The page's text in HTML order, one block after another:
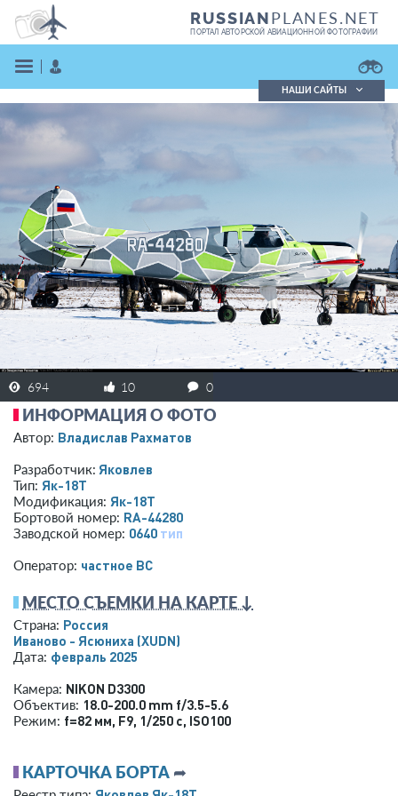
RUSSIANPLANES.NET
ПОРТАЛ АВТОРСКОЙ АВИАЦИОННОЙ ФОТОГРАФИИ
ВОЙТИ
ЗАРЕГИСТРИРОВАТЬСЯ
НАШИ САЙТЫ
694 10 0
ИНФОРМАЦИЯ О ФОТО
Автор: Владислав Рахматов
Разработчик: Яковлев
Тип: Як-18Т
Модификация: Як-18Т
Бортовой номер: RA-44280
Заводской номер: 0640 тип
Оператор: ­частное ВС­
МЕСТО СЪЕМКИ НА КАРТЕ ↓
Страна: Россия
Иваново - Ясюниха (XUDN)
Дата: февраль 2025
Камера: NIKON D3300
Объектив: 18.0-200.0 mm f/3.5-5.6
Режим: f=82 мм, F9, 1/250 с, ISO100
КАРТОЧКА БОРТА ➦